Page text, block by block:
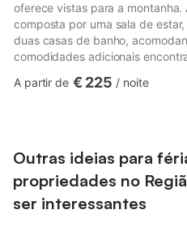
oferece vistas para a
composta por uma sala de
duas casas de banho,
comodidades adicionais
dedicado, televisão, máquina de
tornando o local...
A partir de € 225 / noite
Outras ideias para
propriedades no
ser interessantes